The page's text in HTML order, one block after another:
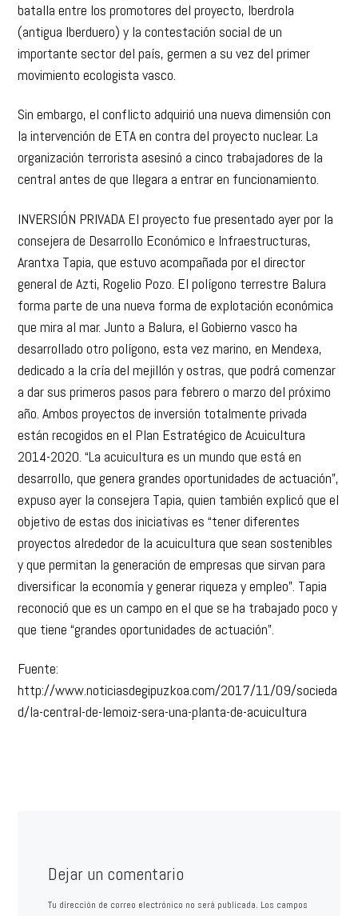
batalla entre los promotores del proyecto, Iberdrola
(antigua Iberduero) y la contestación social de un
importante sector del país, germen a su vez del primer
movimiento ecologista vasco.
Sin embargo, el conflicto adquirió una nueva dimensión con
la intervención de ETA en contra del proyecto nuclear. La
organización terrorista asesinó a cinco trabajadores de la
central antes de que llegara a entrar en funcionamiento.
INVERSIÓN PRIVADA El proyecto fue presentado ayer por la
consejera de Desarrollo Económico e Infraestructuras,
Arantxa Tapia, que estuvo acompañada por el director
general de Azti, Rogelio Pozo. El polígono terrestre Balura
forma parte de una nueva forma de explotación económica
que mira al mar. Junto a Balura, el Gobierno vasco ha
desarrollado otro polígono, esta vez marino, en Mendexa,
dedicado a la cría del mejillón y ostras, que podrá comenzar
a dar sus primeros pasos para febrero o marzo del próximo
año. Ambos proyectos de inversión totalmente privada
están recogidos en el Plan Estratégico de Acuicultura
2014-2020. “La acuicultura es un mundo que está en
desarrollo, que genera grandes oportunidades de actuación”,
expuso ayer la consejera Tapia, quien también explicó que el
objetivo de estas dos iniciativas es “tener diferentes
proyectos alrededor de la acuicultura que sean sostenibles
y que permitan la generación de empresas que sirvan para
diversificar la economía y generar riqueza y empleo”. Tapia
reconoció que es un campo en el que se ha trabajado poco y
que tiene “grandes oportunidades de actuación”.
Fuente:
http://www.noticiasdegipuzkoa.com/2017/11/09/socieda
d/la-central-de-lemoiz-sera-una-planta-de-acuicultura
Dejar un comentario
Tu dirección de correo electrónico no será publicada. Los campos